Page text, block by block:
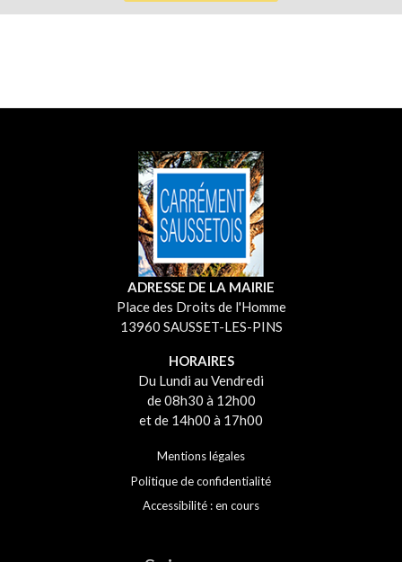
ADRESSE DE LA MAIRIE
Place des Droits de l'Homme
13960 SAUSSET-LES-PINS
HORAIRES
Du Lundi au Vendredi
de 08h30 à 12h00
et de 14h00 à 17h00
Mentions légales
Politique de confidentialité
Accessibilité : en cours